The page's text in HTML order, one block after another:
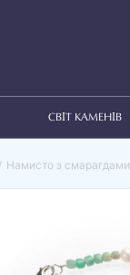
СВІТ КАМЕНІВ
Намисто з смарагдами